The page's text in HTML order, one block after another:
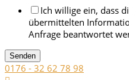
Ich willige ein, dass
übermittelten
Anfrage beantwortet
Senden
0176 - 32 62 78 98